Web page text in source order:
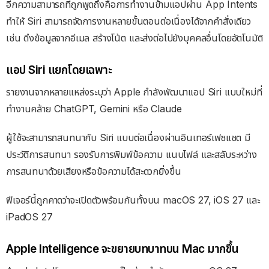
อีกความสามารถที่ถูกพูดถึงคือการทำงานข้ามแอปผ่าน App Intents
ทำให้ Siri สามารถจัดการงานหลายขั้นตอนต่อเนื่องได้จากคำสั่งเดียว
เช่น ดึงข้อมูลจากอีเมล สร้างโน้ต และส่งต่อไปยังบุคคลอื่นโดยอัตโนมัติ
แอป Siri แยกโดยเฉพาะ
รายงานจากหลายแหล่งระบุว่า Apple กำลังพัฒนาแอป Siri แบบใหม่ที่
ทำงานคล้าย ChatGPT, Gemini หรือ Claude
ผู้ใช้จะสามารถสนทนากับ Siri แบบต่อเนื่องผ่านอินเทอร์เฟซแชต มี
ประวัติการสนทนา รองรับการพิมพ์ข้อความ แนบไฟล์ และสลับระหว่าง
การสนทนาด้วยเสียงหรือข้อความได้สะดวกยิ่งขึ้น
ฟีเจอร์นี้ถูกคาดว่าจะเปิดตัวพร้อมกันทั้งบน macOS 27, iOS 27 และ
iPadOS 27
Apple Intelligence จะขยายบทบาทบน Mac มากขึ้น